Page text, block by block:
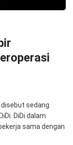
sedang
DiDi dalam
sama dengan